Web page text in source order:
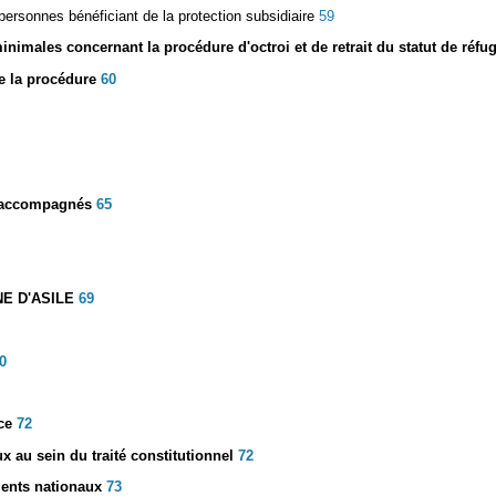
bénéficiant de la protection subsidiaire 59
concernant la procédure d'octroi et de retrait du statut de
la procédure60
65
D'ASILE 69
72
au sein du traité constitutionnel 72
nationaux73